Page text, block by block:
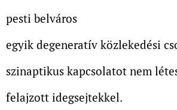
pesti belváros
egyik degeneratív közlekedési
szinaptikus kapcsolatot nem
felajzott idegsejtekkel.